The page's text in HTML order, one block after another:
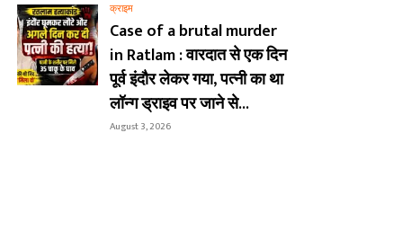
क्राइम
Case of a brutal murder
in Ratlam : वारदात से एक दिन
पूर्व इंदौर लेकर गया, पत्नी का था
लॉन्ग ड्राइव पर जाने से...
August 3, 2026